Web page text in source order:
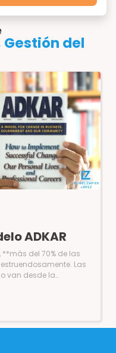
del
ADKAR
el cambio: Procesos, Conductas, herramientas, sistemas, habilidades, técnicas, entre otras cuestiones. Diversos factores influyen en difundir conocimiento de manera satisfactoria, algunos importantes son: • La base de conocimiento actual de cada persona. ¿Qué tan grande es la brecha o gap actual entre el nivel conocimiento de una persona contra el requerido para el cambio? • La disposición individual para el nuevo conocimiento. Tiene que ver con la capacidad de cada persona para aprender. • La disponibilidad de recursos para capacitar al personal. Tiene que ver los fondos para contratar entrenamiento, así como la disponibilidad de expertos en el tema, disponibilidad de material adecuado (no solo en contenido, también el idioma, por ejemplo). **Ejemplo:** En este escenario de ejemplo, lo siguiente es llevar a cabo los programas de entrenamiento que el equipo necesite para los diferentes roles: Scrum Master, Desarrollador, Product Owner, así como para los interesados o stakeholders. (image: knowledge.webp) . # Ability (Capacidad o Habilidad) El conocer el tema (obtenido durante el bloque anterior) no lleva necesariamente a tener la capacidad o habilidad. Este cuarto bloque es la realización o ejecución del cambio, es decir, el conocimiento desarrollado en el bloque anterior se lleva a la acción, las personas aprenden a desarrollar la habilidad necesaria a través la práctica. Diversos factores influyen en que las personas alcancen la habilidad de manera satisfactoria, algunos importantes son: • Barreras psicológicas, habilidades físicas y capacidad intelectual. Dependiendo del tipo de cambio, algunas personas pueden tener ciertas dificultades o requerir mayor acompañamiento, para poder desarrollar estas habilidades. • Tiempo disponible para desarrollar la habilidad necesaria (¿Se cuenta con unos pocos días o estamos hablando de meses?) • Disponibilidad de recursos para soportar el desarrollo de la nueva habilidad (Por ejemplo: herramientas, expertos que proporcionen acompañamiento). **Ejemplo:** Todo el equipo ya tiene el entrenamiento necesario, ahora deben de comenzar a asentar el conocimiento practicando. Es importantísimo un ambiente seguro y de respaldo para la experimentación, sin consecuencias negativas por probar. Se debe de contar con acompañamiento para el equipo, y considerarse la curva de aprendizaje. (image: ability.webp) . # Reinforcement (Reforzamiento) Es el reforzamiento a través de factores internos y externos para hacer que el cambio sea sostenible y se mantenga a lo largo del tiempo, evitando regresar a la anterior forma de trabajar. Varios factores influyen en que las personas alcancen la habilidad de manera satisfactoria, algunos importantes son: • El grado en que el reforzamiento sea significativo para las personas impactadas por el cambio. Tiene que ver con reconocimientos o recompensas para las personas. • La asociación del reforzamiento con el progreso del cambio y los beneficios actuales demostrados (¿El cambio trajo los beneficios reales que se dijo que se iban a obtener?). • Ausencia de consecuencias negativas por mostrar la conducta esperada para el cambio. **Ejemplo:** El equipo ya está usando Scrum, entregando incrementos de producto cada Sprint. Lo que se busca es que no se regrese a los modelos anteriores, que el cambio sea de fondo y la manera de trabajar no implique usar “Scrum-por-encimita” o trabajando de la manera anterior pero ahora los roles se llaman de acuerdo con La Guía Scrum. (image: reinforce.webp) . # Conclusiones La resistencia al cambio es natural y en el contexto organizacional no es la excepción. Más de las 70% de las iniciativas de cambio fallan, por esto es importante gestionar adecuadamente el cambio organizacional al nivel más im